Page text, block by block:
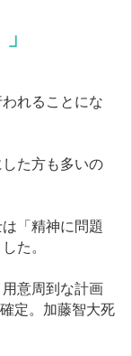
れることにな
た方も多いの
「精神に問題
た。
意周到な計画
定。加藤智大死